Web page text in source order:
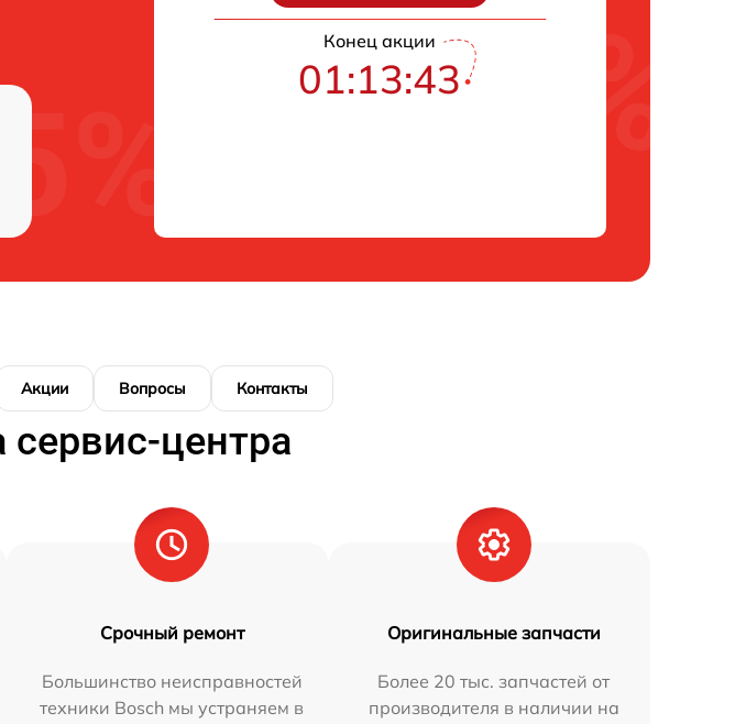
Конец акции
01:13:42
Акции Вопросы Контакты
центра
Срочный ремонт
Большинство неисправностей
техники Bosch мы устраняем в
Оригинальные запчасти
Более 20 тыс. запчастей от
производителя в наличии на